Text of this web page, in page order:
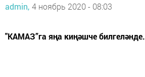
admin, 4 ноябрь 2020 - 08:03
"КАМАЗ”га яңа киңәшче билгеләнде.